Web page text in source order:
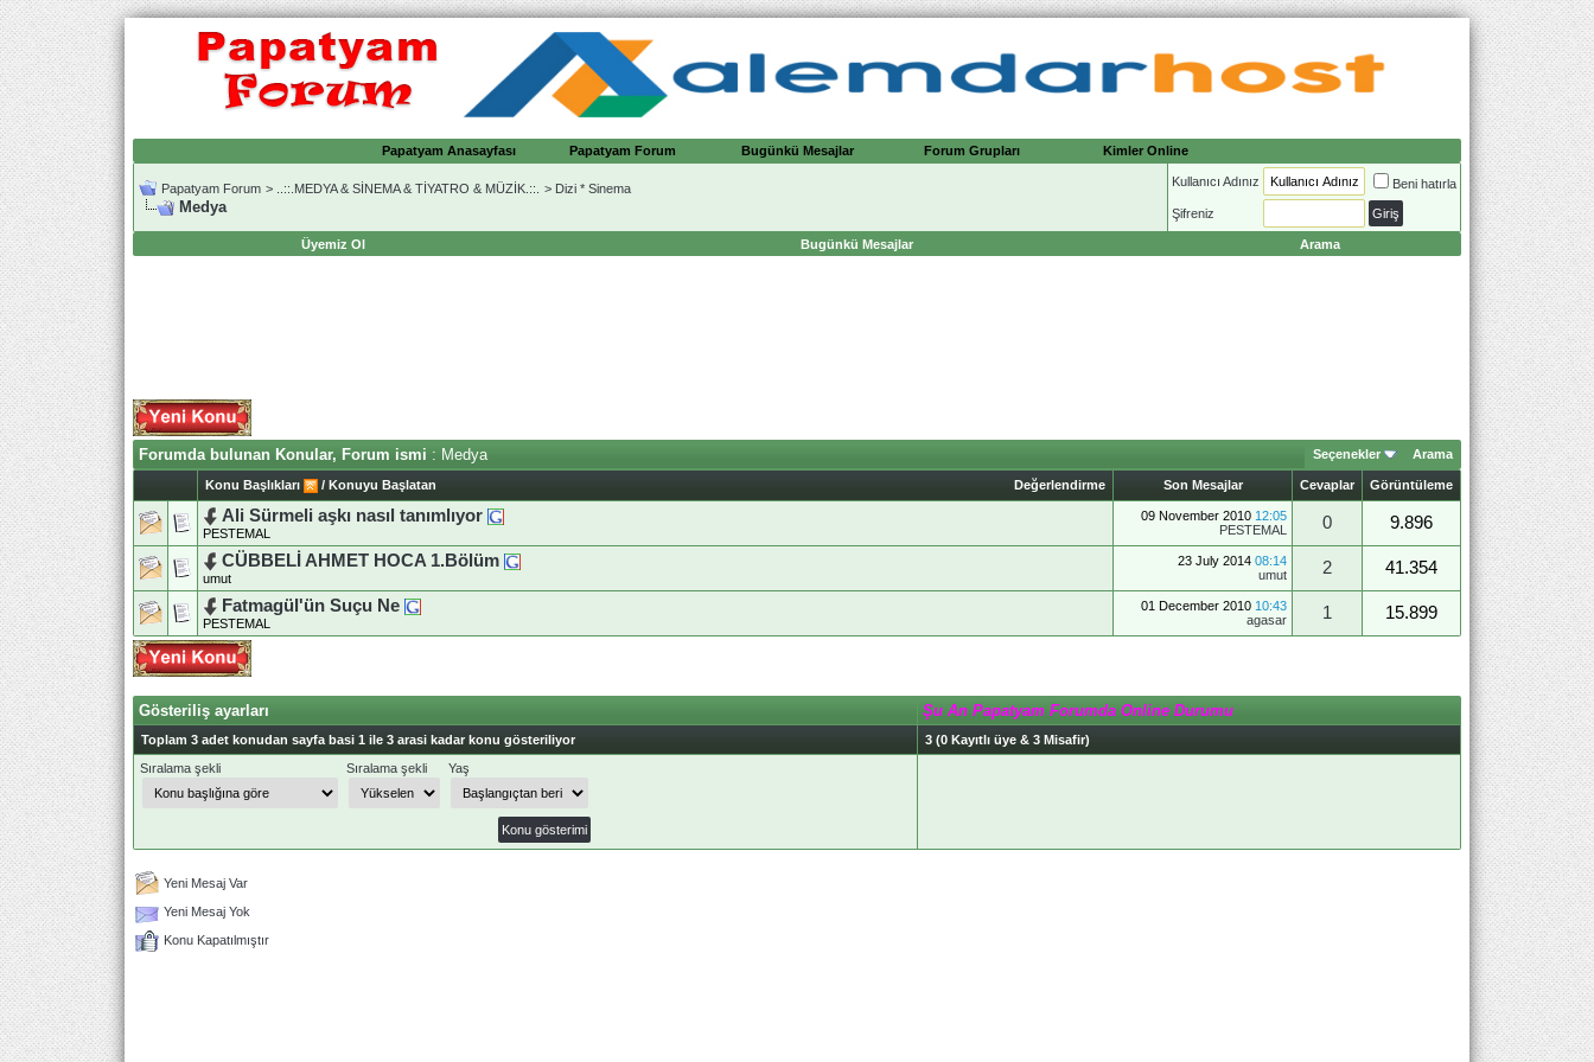
Papatyam Anasayfası Papatyam Forum Bugünkü Mesajlar Forum Grupları Kimler Online
Papatyam Forum > ..::.MEDYA & SİNEMA & TİYATRO & MÜZİK.::. > Dizi * Sinema
Medya
Kullanıcı Adınız Beni hatırla
Şifreniz
Üyemiz Ol Bugünkü Mesajlar Arama
Forumda bulunan Konular, Forum ismi : Medya Seçenekler Arama
Değerlendirme
Konu Başlıkları / Konuyu Başlatan Son Mesajlar Cevaplar Görüntüleme
Ali Sürmeli aşkı nasıl tanımlıyor
PESTEMAL
09 November 2010 12:05
PESTEMAL
0
9.896
CÜBBELİ AHMET HOCA 1.Bölüm
umut
23 July 2014 08:14
umut
2
41.354
Fatmagül'ün Suçu Ne
PESTEMAL
01 December 2010 10:43
agasar
1 15.899
Gösteriliş ayarları Şu An Papatyam Forumda Online Durumu
Toplam 3 adet konudan sayfa basi 1 ile 3 arasi kadar konu gösteriliyor
3 (0 Kayıtlı üye & 3 Misafir)
Sıralama şekli
Sıralama şekli Yaş
Yeni Mesaj Var
Yeni Mesaj Yok
Konu Kapatılmıştır